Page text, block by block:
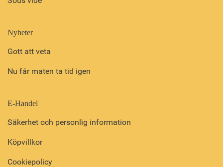
Nyheter
Gott att veta
Nu får maten ta tid igen
E-Handel
Säkerhet och personlig information
Köpvillkor
Cookiepolicy